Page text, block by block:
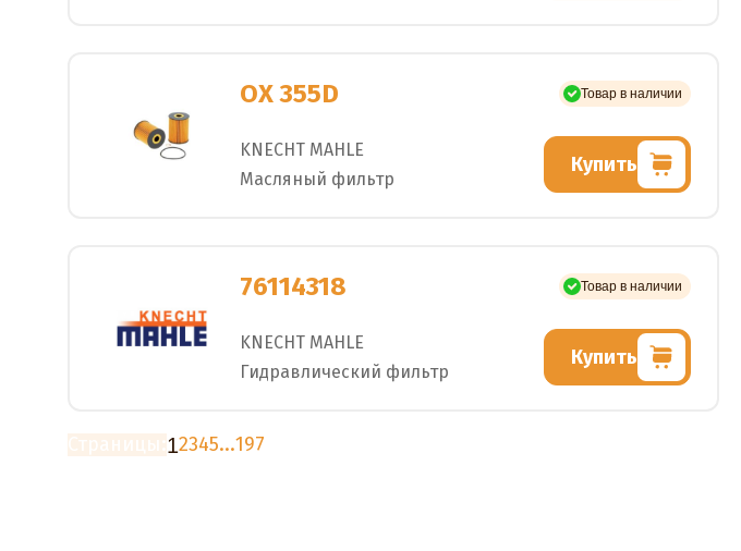
OX 355D Товар в наличии
KNECHT MAHLE
Масляный фильтр
Купить
76114318 Товар в наличии
KNECHT MAHLE
Гидравлический фильтр
Купить
12345...197